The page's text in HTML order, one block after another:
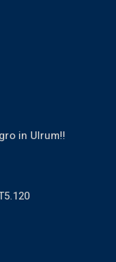
in Ulrum!!